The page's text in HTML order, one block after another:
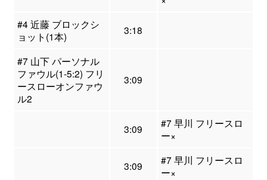
#4 近藤 ブロックシ
ョット(1本)
3:18
#7 山下 パーソナル
ファウル(1-5:2) フリ
ースローオンファウ
ル2
3:09
3:09
#7 早川 フリースロ
ー×
3:09
#7 早川 フリースロ
ー×